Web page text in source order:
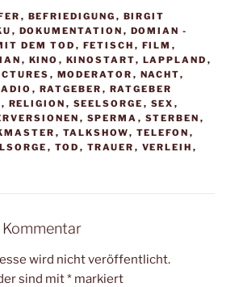
, BEFRIEDIGUNG , BIRGIT
, DOKUMENTATION , DOMIAN -
DEM TOD , FETISCH , FILM ,
, KINO , KINOSTART, LAPPLAND ,
, MODERATOR , NACHT,
, RATGEBER , RATGEBER
, RELIGION , SEELSORGE , SEX ,
, SPERMA , STERBEN ,
, TALKSHOW, TELEFON ,
, TOD , TRAUER , VERLEIH ,
Kommentar
wird nicht veröffentlicht.
sind mit* markiert